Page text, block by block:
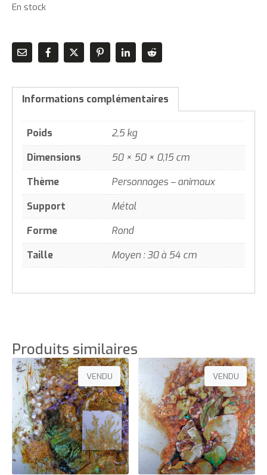
En stock
Informations complémentaires
Poids
2,5 kg
Dimensions
50 × 50 × 0,15 cm
Thème
Personnages – animaux
Support
Métal
Forme
Rond
Taille
Moyen : 30 à 54 cm
Produits similaires
VENDU VENDU